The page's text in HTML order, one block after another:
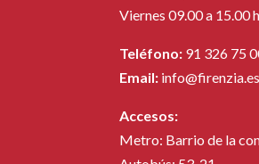
Viernes 09.00 a 15.00
Teléfono: 91 326 75
Email: info@firenzia.es
Accesos:
Metro: Barrio de la